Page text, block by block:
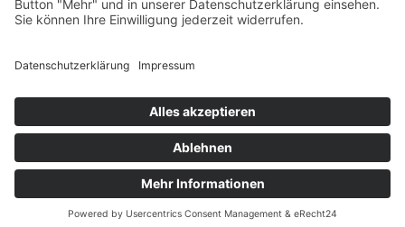
Deutscher Klub für Belgische Schäferhunde e.
V.
Grüntenstraße 30
Telefon: 08374 – 3234068
E-Mail-Adresse:office@dkbs.de